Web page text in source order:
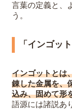
言葉の定義と、
う。
「インゴッ
インゴットとは
錬した金属を、
込み、固めて形
語源には諸説あ